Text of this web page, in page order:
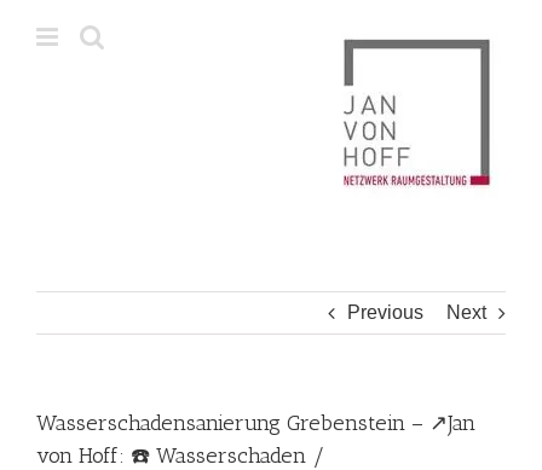
Previous Next
Wasserschadensanierung Grebenstein – ↗️Jan
von Hoff: ☎️ Wasserschaden /